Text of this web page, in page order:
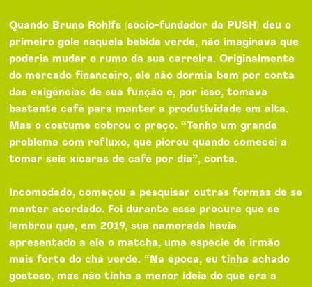
Quando Bruno Rohlfs (sócio-fundador da PUSH) deu o
primeiro gole naquela bebida verde, não imaginava que
poderia mudar o rumo da sua carreira. Originalmente
do mercado financeiro, ele não dormia bem por conta
das exigências de sua função e, por isso, tomava
bastante café para manter a produtividade em alta.
Mas o costume cobrou o preço. “Tenho um grande
problema com refluxo, que piorou quando comecei a
tomar seis xícaras de café por dia”, conta.
Incomodado, começou a pesquisar outras formas de se
manter acordado. Foi durante essa procura que se
lembrou que, em 2019, sua namorada havia
apresentado a ele o matcha, uma espécie de irmão
mais forte do chá verde. “Na época, eu tinha achado
gostoso, mas não tinha a menor ideia do que era a